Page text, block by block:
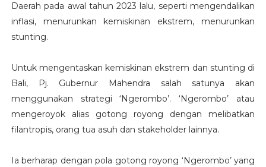
Daerah pada awal tahun 2023 lalu, seperti mengendalikan
inflasi, menurunkan kemiskinan ekstrem, menurunkan
stunting.
Untuk mengentaskan kemiskinan ekstrem dan stunting di
Bali, Pj. Gubernur Mahendra salah satunya akan
menggunakan strategi ‘Ngerombo’. ‘Ngerombo’ atau
mengeroyok alias gotong royong dengan melibatkan
filantropis, orang tua asuh dan stakeholder lainnya.
Ia berharap dengan pola gotong royong ‘Ngerombo’ yang